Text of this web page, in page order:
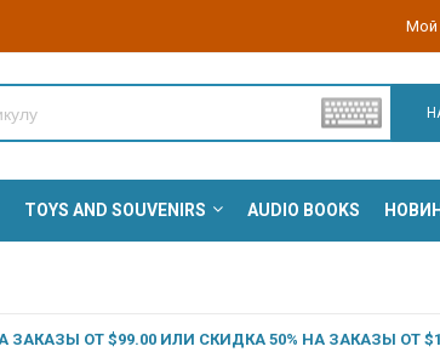
Мой
TOYS AND SOUVENIRS AUDIO BOOKS
ОТ $99.00 ИЛИ СКИДКА 50% НА ЗАКАЗЫ ОТ